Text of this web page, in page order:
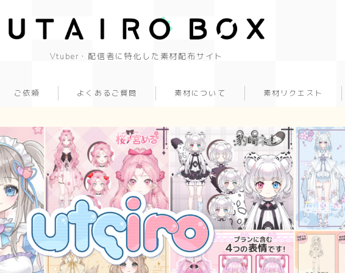
Vtuber・配信者に特化した素材配布サイト
ご依頼 よくあるご質問 素材について 素材リクエスト
かっこいい
かわいい
きれい
和風